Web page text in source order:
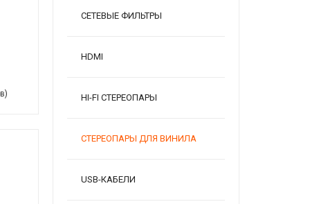
СЕТЕВЫЕ ФИЛЬТРЫ
HDMI
HI-FI СТЕРЕОПАРЫ
СТЕРЕОПАРЫ ДЛЯ ВИНИЛА
USB-КАБЕЛИ